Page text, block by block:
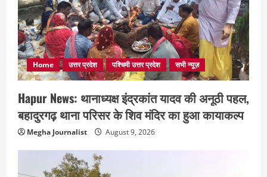
Home उत्तर प्रदेश पश्चिमी उत्तर प्रदेश सभी न्यूज़
Hapur News: थानाध्यक्ष इंद्रकांत यादव की अनूठी पहल,
बहादुरगढ़ थाना परिसर के शिव मंदिर का हुआ कायाकल्प
Megha Journalist August 9, 2026